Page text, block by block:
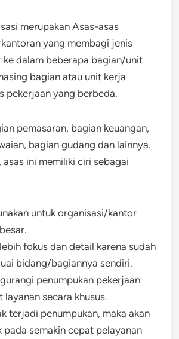
merupakan Asas-asas
yang membagi jenis
ke dalam beberapa bagian/unit
bagian atau unit kerja
pekerjaan yang berbeda.
pemasaran, bagian keuangan,
bagian gudang dan lainnya.
asas ini memiliki ciri sebagai
untuk organisasi/kantor
fokus dan detail karena sudah
bidang/bagiannya sendiri.
penumpukan pekerjaan
layanan secara khusus.
terjadi penumpukan, maka akan
pada semakin cepat pelayanan